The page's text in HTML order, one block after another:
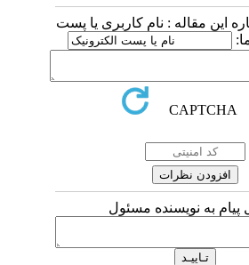
این مقاله : نام کاربری یا پست
به نویسنده مسئول